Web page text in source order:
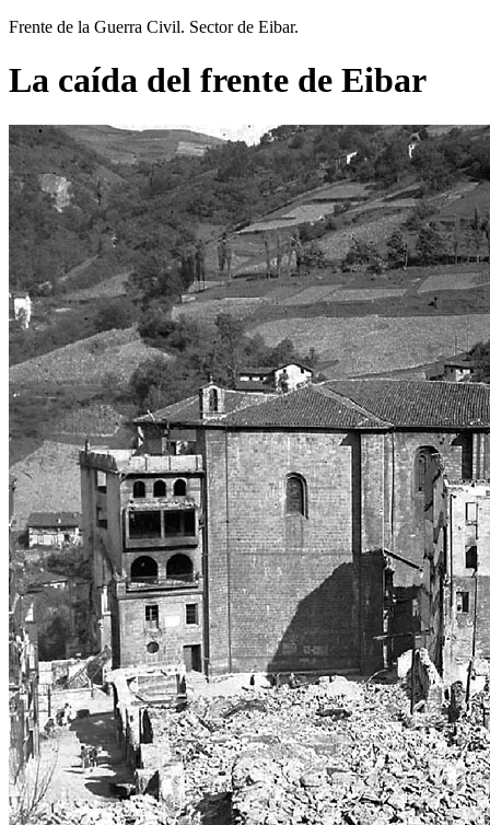
Frente de la Guerra Civil. Sector de Eibar.
La caída del frente de Eibar